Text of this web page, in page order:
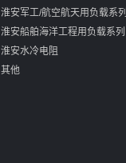
淮安军工/航空航天用负载系列
淮安船舶海洋工程用负载系列
淮安水冷电阻
其他